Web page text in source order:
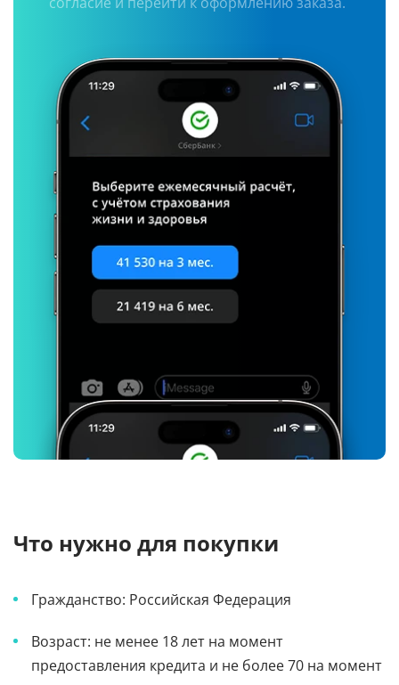
согласие и перейти к оформлению заказа.
Что нужно для покупки
Гражданство: Российская Федерация
Возраст: не менее 18 лет на момент
предоставления кредита и не более 70 на момент